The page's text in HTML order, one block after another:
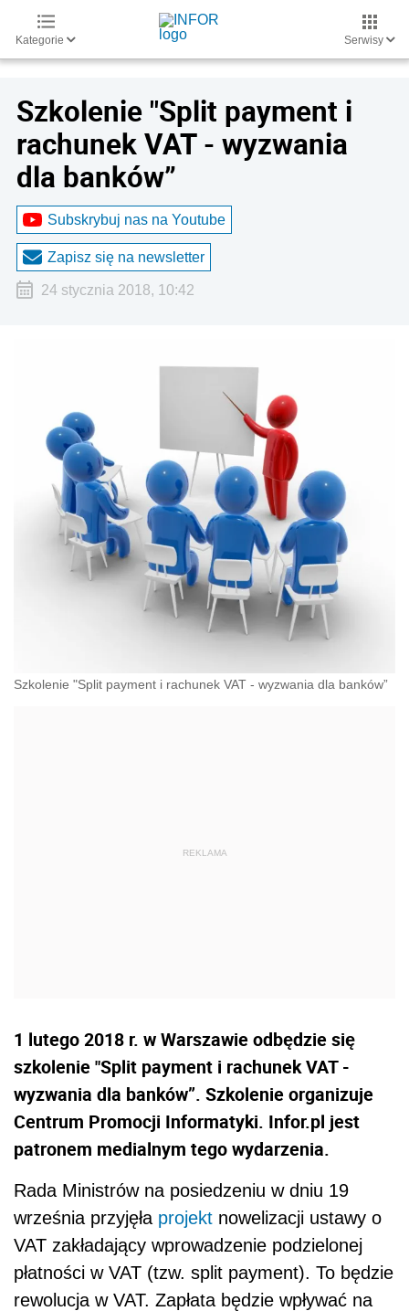
Kategorie Serwisy
Szkolenie "Split payment i
rachunek VAT - wyzwania
dla banków”
Subskrybuj nas na Youtube
Zapisz się na newsletter
24 stycznia 2018, 10:42
Szkolenie "Split payment i rachunek VAT - wyzwania dla banków”
1 lutego 2018 r. w Warszawie odbędzie się
szkolenie "Split payment i rachunek VAT -
wyzwania dla banków”. Szkolenie organizuje
Centrum Promocji Informatyki. Infor.pl jest
patronem medialnym tego wydarzenia.
Rada Ministrów na posiedzeniu w dniu 19
września przyjęła projekt nowelizacji ustawy o
VAT zakładający wprowadzenie podzielonej
płatności w VAT (tzw. split payment). To będzie
rewolucja w VAT. Zapłata będzie wpływać na